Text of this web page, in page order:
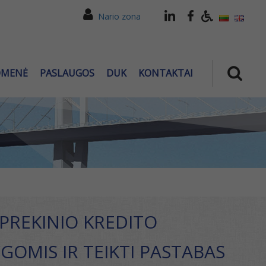
Nario zona
PASLAUGOS DUK KONTAKTAI
KREDITO
IR TEIKTI PASTABAS